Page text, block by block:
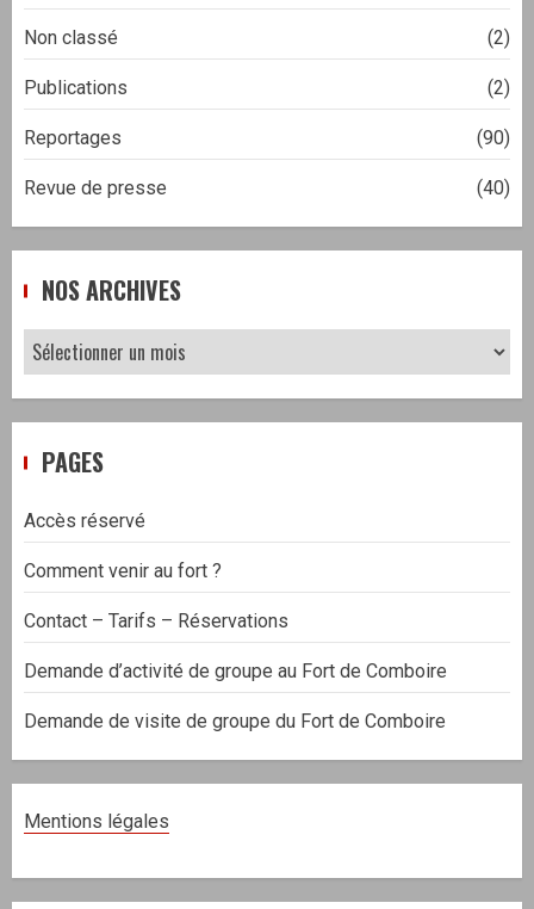
Non classé (2)
Publications (2)
Reportages (90)
Revue de presse (40)
NOS ARCHIVES
Nos
archives
PAGES
Accès réservé
Comment venir au fort ?
Contact – Tarifs – Réservations
Demande d’activité de groupe au Fort de Comboire
Demande de visite de groupe du Fort de Comboire
Mentions légales